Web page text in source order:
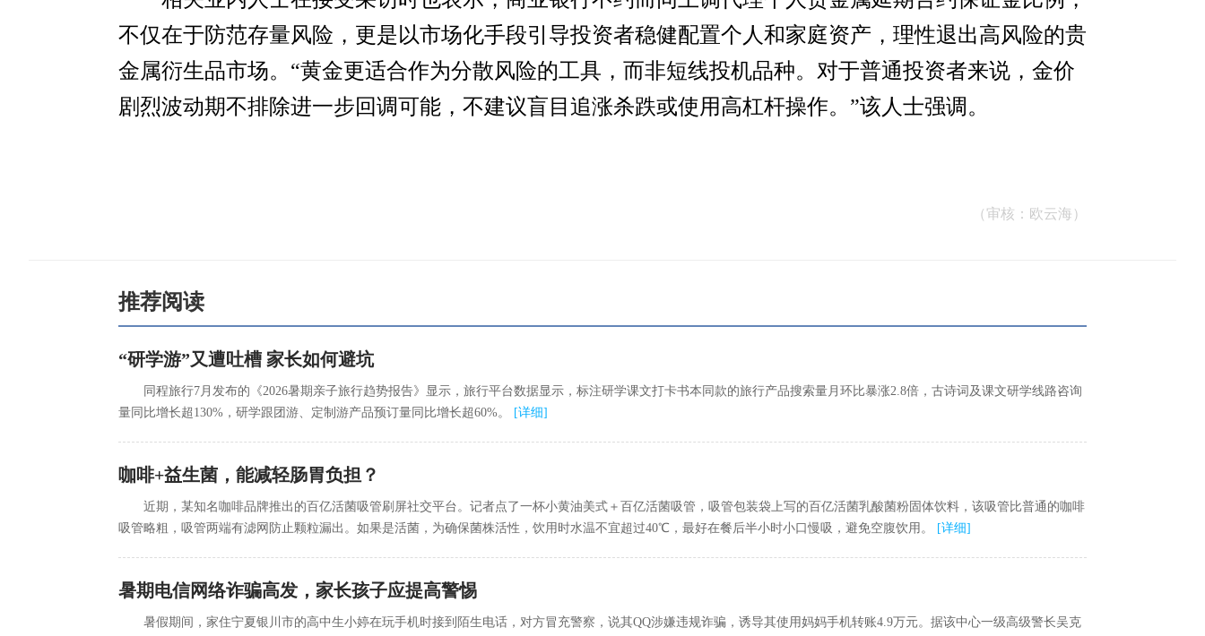
不仅在于防范存量风险，更是以市场化手段引导投资者稳健配置个人和家庭资产，理性退出高风险的贵
金属衍生品市场。“黄金更适合作为分散风险的工具，而非短线投机品种。对于普通投资者来说，金价
剧烈波动期不排除进一步回调可能，不建议盲目追涨杀跌或使用高杠杆操作。”该人士强调。
（审核：欧云海）
推荐阅读
“研学游”又遭吐槽 家长如何避坑
同程旅行7月发布的《2026暑期亲子旅行趋势报告》显示，旅行平台数据显示，标注研学课文打卡书本同款的旅行产品搜索量月环比暴涨2.8倍，古诗词及课文研学线路咨询
量同比增长超130%，研学跟团游、定制游产品预订量同比增长超60%。
[详细]
咖啡+益生菌，能减轻肠胃负担？
近期，某知名咖啡品牌推出的百亿活菌吸管刷屏社交平台。记者点了一杯小黄油美式＋百亿活菌吸管，吸管包装袋上写的百亿活菌乳酸菌粉固体饮料，该吸管比普通的咖啡
吸管略粗，吸管两端有滤网防止颗粒漏出。如果是活菌，为确保菌株活性，饮用时水温不宜超过40℃，最好在餐后半小时小口慢吸，避免空腹饮用。
[详细]
暑期电信网络诈骗高发，家长孩子应提高警惕
暑假期间，家住宁夏银川市的高中生小婷在玩手机时接到陌生电话，对方冒充警察，说其QQ涉嫌违规诈骗，诱导其使用妈妈手机转账4.9万元。据该中心一级高级警长吴克